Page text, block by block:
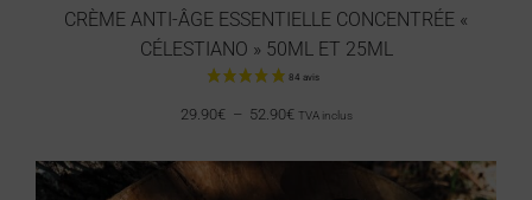
CRÈME ANTI-ÂGE ESSENTIELLE CONCENTRÉE «
CÉLESTIANO » 50ML ET 25ML
29.90€ – 52.90€ TVA inclus